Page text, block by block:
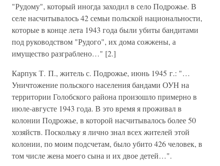
"Рудому", который иногда заходил в село Подрожье. В
селе насчитывалось 42 семьи польской национальности,
которые в конце лета 1943 года были убиты бандитами
под руководством "Рудого", их дома сожжены, а
имущество разграблено…" [2.]
Карпук Т. П., житель с. Подрожье, июнь 1945 г.: "…
Уничтожение польского населения бандами ОУН на
территории Голобского района произошло примерно в
июле-августе 1943 года. В это время я проживал в
колонии Подрожье, в которой насчитывалось более 50
хозяйств. Поскольку я лично знал всех жителей этой
колонии, по моим подсчетам, было убито 426 человек, в
том числе жена моего сына и их двое детей…".